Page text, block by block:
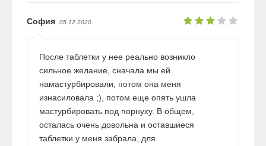
София 05.12.2020
После таблетки у нее реально возникло
сильное желание, сначала мы ей
намастурбировали, потом она меня
изнасиловала ;), потом еще опять ушла
мастурбировать под порнуху. В общем,
осталась очень довольна и оставшиеся
таблетки у меня забрала, для